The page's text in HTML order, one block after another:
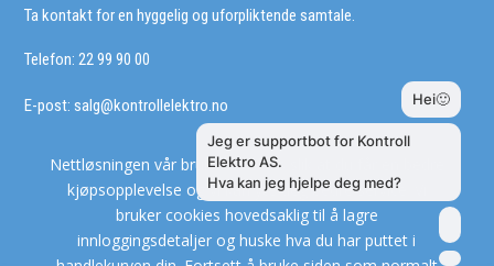
Ta kontakt for en hyggelig og uforpliktende samtale.
Telefon: 22 99 90 00
E-post: salg@kontrollelektro.no
Nettløsningen vår bruker cookies slik at du får en bedre
kjøpsopplevelse og vi kan yte deg bedre service. Vi
bruker cookies hovedsaklig til å lagre
innloggingsdetaljer og huske hva du har puttet i